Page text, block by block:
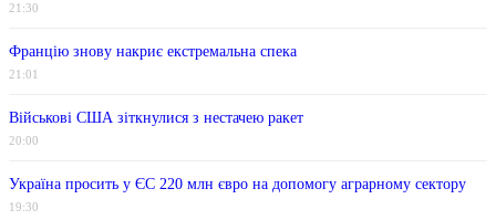
21:30
Францію знову накриє екстремальна спека
21:01
Військові США зіткнулися з нестачею ракет
20:00
Україна просить у ЄС 220 млн євро на допомогу аграрному сектору
19:30